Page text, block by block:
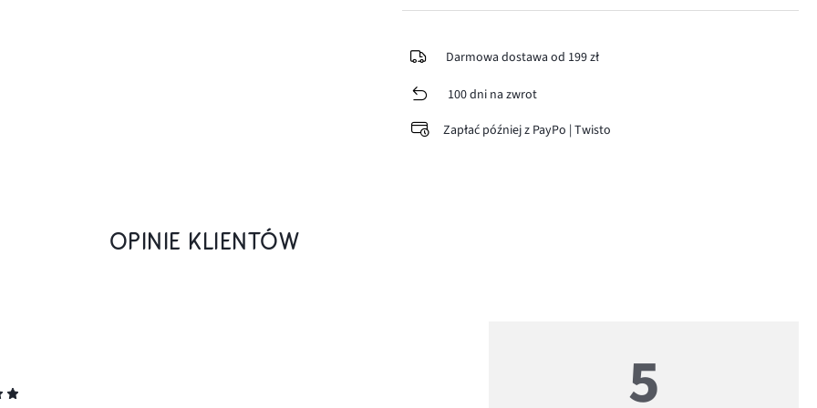
Darmowa dostawa od 199 zł
100 dni na zwrot
Zapłać później z PayPo | Twisto
OPINIE KLIENTÓW
5